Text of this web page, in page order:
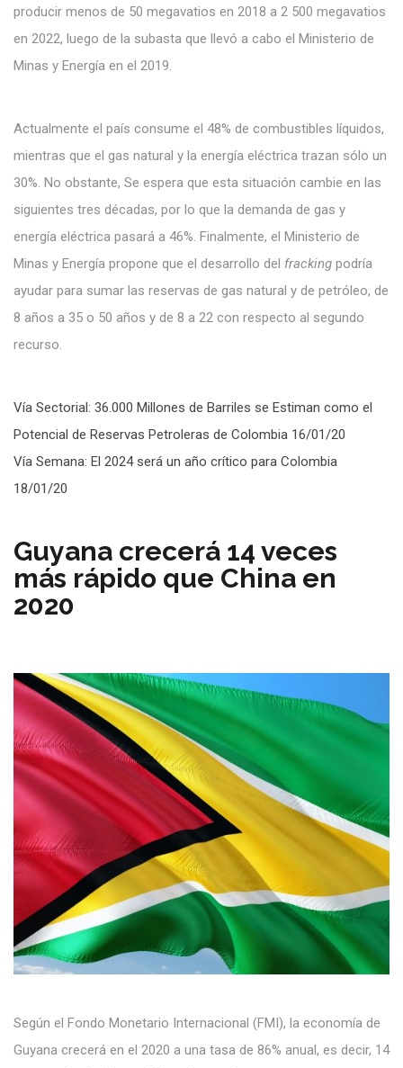
producir menos de 50 megavatios en 2018 a 2 500 megavatios
en 2022, luego de la subasta que llevó a cabo el Ministerio de
Minas y Energía en el 2019.
Actualmente el país consume el 48% de combustibles líquidos,
mientras que el gas natural y la energía eléctrica trazan sólo un
30%. No obstante, Se espera que esta situación cambie en las
siguientes tres décadas, por lo que la demanda de gas y
energía eléctrica pasará a 46%. Finalmente, el Ministerio de
Minas y Energía propone que el desarrollo del fracking podría
ayudar para sumar las reservas de gas natural y de petróleo, de
8 años a 35 o 50 años y de 8 a 22 con respecto al segundo
recurso.
Vía Sectorial: 36.000 Millones de Barriles se Estiman como el
Potencial de Reservas Petroleras de Colombia 16/01/20
Vía Semana: El 2024 será un año crítico para Colombia
18/01/20
Guyana crecerá 14 veces
más rápido que China en
2020
Según el Fondo Monetario Internacional (FMI), la economía de
Guyana crecerá en el 2020 a una tasa de 86% anual, es decir, 14